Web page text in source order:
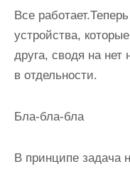
Все
устройства,
друга, сводя на
в отдельности.
Бла-бла-бла
В принципе задача